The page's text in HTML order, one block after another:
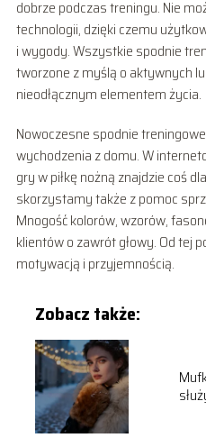
dobrze podczas treningu. Nie
technologii, dzięki czemu
i wygody. Wszystkie spodnie
tworzone z myślą o aktywnych
nieodłącznym elementem życia.
Nowoczesne spodnie
wychodzenia z domu. W
gry w piłkę nożną znajdzie coś
skorzystamy także z pomoc
Mnogość kolorów, wzorów,
klientów o zawrót głowy. Od tej
motywacją i przyjemnością.
Zobacz także: